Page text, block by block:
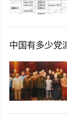
中国有多少党